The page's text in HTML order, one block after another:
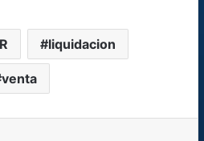
liquidacion
venta